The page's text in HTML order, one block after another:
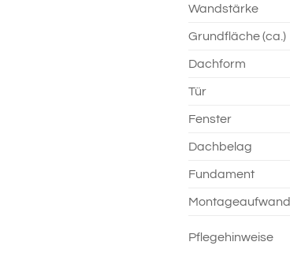
Wandstärke
Grundfläche (ca.)
Dachform
Tür
Fenster
Dachbelag
Fundament
Montageaufwand
Pflegehinweise